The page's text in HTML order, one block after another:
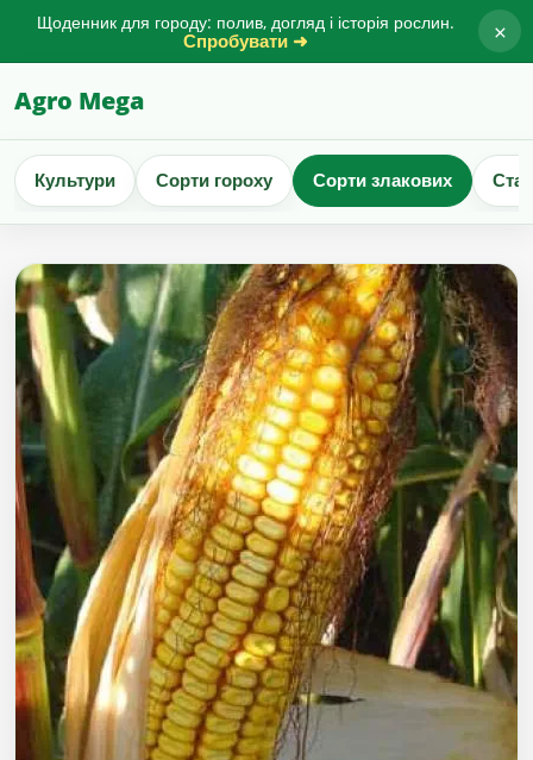
Щоденник для городу: полив, догляд і історія рослин.
Спробувати ➜ ×
Agro Mega
Культури Сорти гороху Сорти злакових